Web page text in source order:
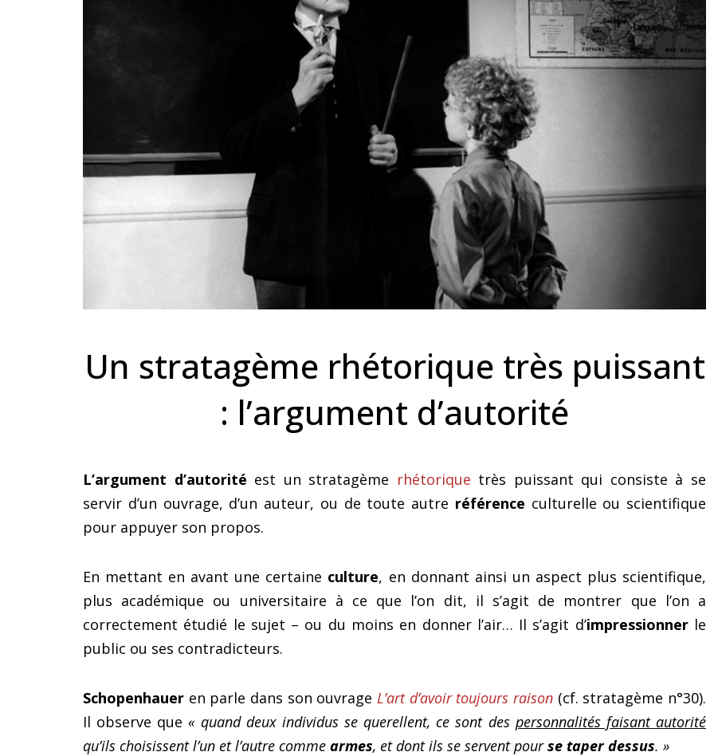
Un stratagème rhétorique très puissant
: l’argument d’autorité
L’argument d’autorité est un stratagème rhétorique très puissant qui consiste à se
servir d’un ouvrage, d’un auteur, ou de toute autre référence culturelle ou scientifique
pour appuyer son propos.
En mettant en avant une certaine culture, en donnant ainsi un aspect plus scientifique,
plus académique ou universitaire à ce que l’on dit, il s’agit de montrer que l’on a
correctement étudié le sujet – ou du moins en donner l’air… Il s’agit d’impressionnerle
public ou ses contradicteurs.
Schopenhauer en parle dans son ouvrage L’art d’avoir toujours raison (cf. stratagème n°30).
Il observe que« quand deux individus se querellent, ce sont des personnalités faisant autorité
qu’ils choisissent l’un et l’autre comme armes, et dont ils se servent pourse taper dessus. »
progresser rapidement en
anglais
rapide : le « Power
est-il efficace ?